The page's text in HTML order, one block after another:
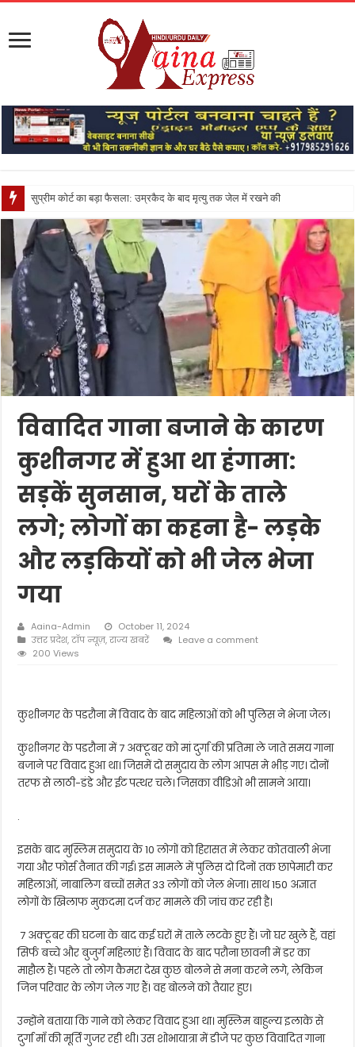
सुप्रीम कोर्ट का बड़ा फैसला: उम्रकैद के बाद मृत्यु तक जेल में रखने की सजा संविधान के अनुरूप
विवादित गाना बजाने के कारण
कुशीनगर में हुआ था हंगामा:
सड़कें सुनसान, घरों के ताले
लगे; लोगों का कहना है- लड़के
और लड़कियों को भी जेल भेजा
गया
Aaina-Admin
October 11, 2024
उत्तर प्रदेश,टॉप न्यूज़,राज्य खबरें
Leave a comment
200 Views
कुशीनगर के पडरौना में विवाद के बाद महिलाओं को भी पुलिस ने भेजा जेल।
कुशीनगर के पडरौना में 7 अक्टूबर को मां दुर्गा की प्रतिमा ले जाते समय गाना
बजाने पर विवाद हुआ था। जिसमें दो समुदाय के लोग आपस मे भीड़ गए। दोनों
तरफ से लाठी-डंडे और ईट पत्थर चले। जिसका वीडिओ भी सामने आया।
.
इसके बाद मुस्लिम समुदाय के 10 लोगों को हिरासत में लेकर कोतवाली भेजा
गया और फोर्स तैनात की गई। इस मामले में पुलिस दो दिनों तक छापेमारी कर
महिलाओं, नाबालिग बच्चों समेत 33 लोगों को जेल भेजा। साथ 150 अज्ञात
लोगों के खिलाफ मुकदमा दर्ज कर मामले की जांच कर रही है।
7 अक्टूबर की घटना के बाद कई घरों में ताले लटके हुए हैं। जो घर खुले हैं, वहां
सिर्फ बच्चे और बुजुर्ग महिलाएं हैं। विवाद के बाद परौना छावनी में डर का
माहौल हैं। पहले तो लोग कैमरा देख कुछ बोलने से मना करने लगे, लेकिन
जिन परिवार के लोग जेल गए हैं। वह बोलने को तैयार हुए।
उन्होंने बताया कि गाने को लेकर विवाद हुआ था। मुस्लिम बाहुल्य इलाके से
दुर्गा माँ की मूर्ति गुजर रही थी। उस शोभायात्रा में डीजे पर कुछ विवादित गाना